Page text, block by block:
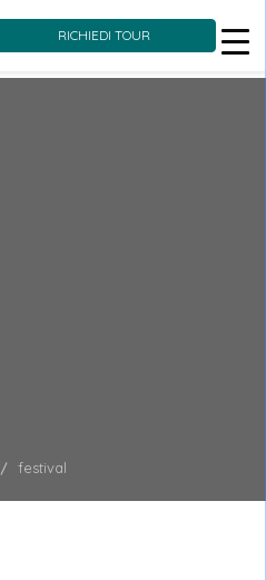
RICHIEDI TOUR
festival